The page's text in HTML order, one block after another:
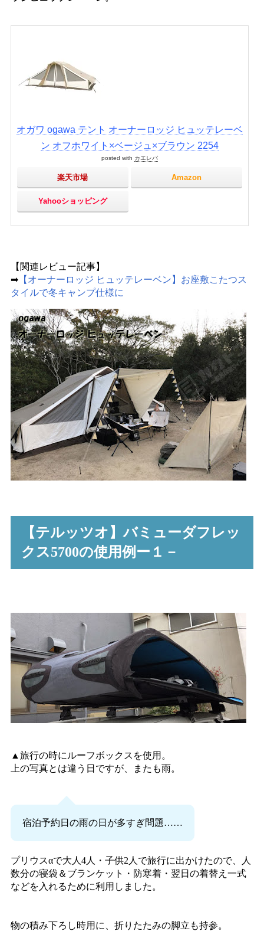
オガワ ogawa テント オーナーロッジ ヒュッテレーベ
ン オフホワイト×ベージュ×ブラウン 2254
posted with カエレバ
楽天市場 Amazon
Yahooショッピング
【関連レビュー記事】
➡ 【オーナーロッジ ヒュッテレーベン】お座敷こたつス
タイルで冬キャンプ仕様に
【テルッツオ】バミューダフレッ
クス5700の使用例ー１－
▲旅行の時にルーフボックスを使用。
上の写真とは違う日ですが、またも雨。
宿泊予約日の雨の日が多すぎ問題……
プリウスαで大人4人・子供2人で旅行に出かけたので、人
数分の寝袋＆ブランケット・防寒着・翌日の着替え一式
などを入れるために利用しました。
物の積み下ろし時用に、折りたたみの脚立も持参。